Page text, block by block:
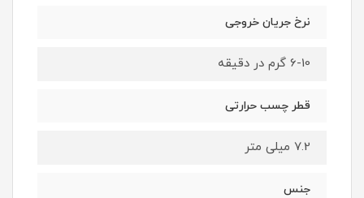
نرخ جریان خروجی
6-10 گرم در دقیقه
قطر چسب حرارتی
7.2 میلی متر
جنس